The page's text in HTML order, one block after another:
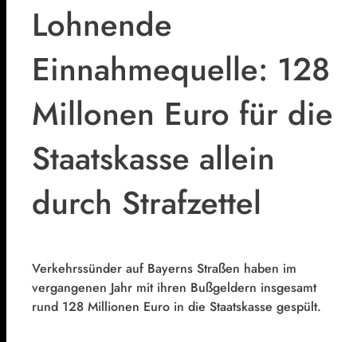
Lohnende
Einnahmequelle: 128
Millonen Euro für die
Staatskasse allein
durch Strafzettel
Verkehrssünder auf Bayerns Straßen haben im
vergangenen Jahr mit ihren Bußgeldern insgesamt
rund 128 Millionen Euro in die Staatskasse gespült.